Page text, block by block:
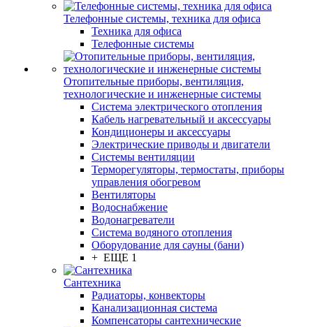
Телефонные системы, техника для офиса
Техника для офиса
Телефонные системы
Отопительные приборы, вентиляция,
технологические и инженерные системы
Система электрического отопления
Кабель нагревательный и аксессуары
Кондиционеры и аксессуары
Электрические приводы и двигатели
Системы вентиляции
Терморегуляторы, термостаты, приборы
управления обогревом
Вентиляторы
Водоснабжение
Водонагреватели
Система водяного отопления
Оборудование для сауны (бани)
+ ЕЩЕ 1
Сантехника
Радиаторы, конвекторы
Канализационная система
Компенсаторы сантехнические